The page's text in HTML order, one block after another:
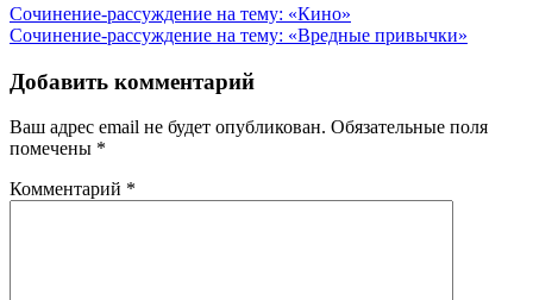
Навигация
по
записям
Сочинение-рассуждение на тему: «Кино»
Сочинение-рассуждение на тему: «Вредные привычки»
Добавить комментарий
Ваш адрес email не будет опубликован. Обязательные поля
помечены *
Комментарий *